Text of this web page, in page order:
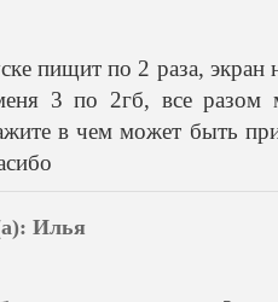
пищит по 2 раза, экран
3 по 2гб, все разом
в чем может быть
Илья